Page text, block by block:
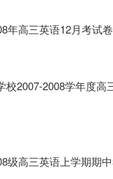
年高三英语12月考试卷
校2007-2008学年度高
级高三英语上学期期